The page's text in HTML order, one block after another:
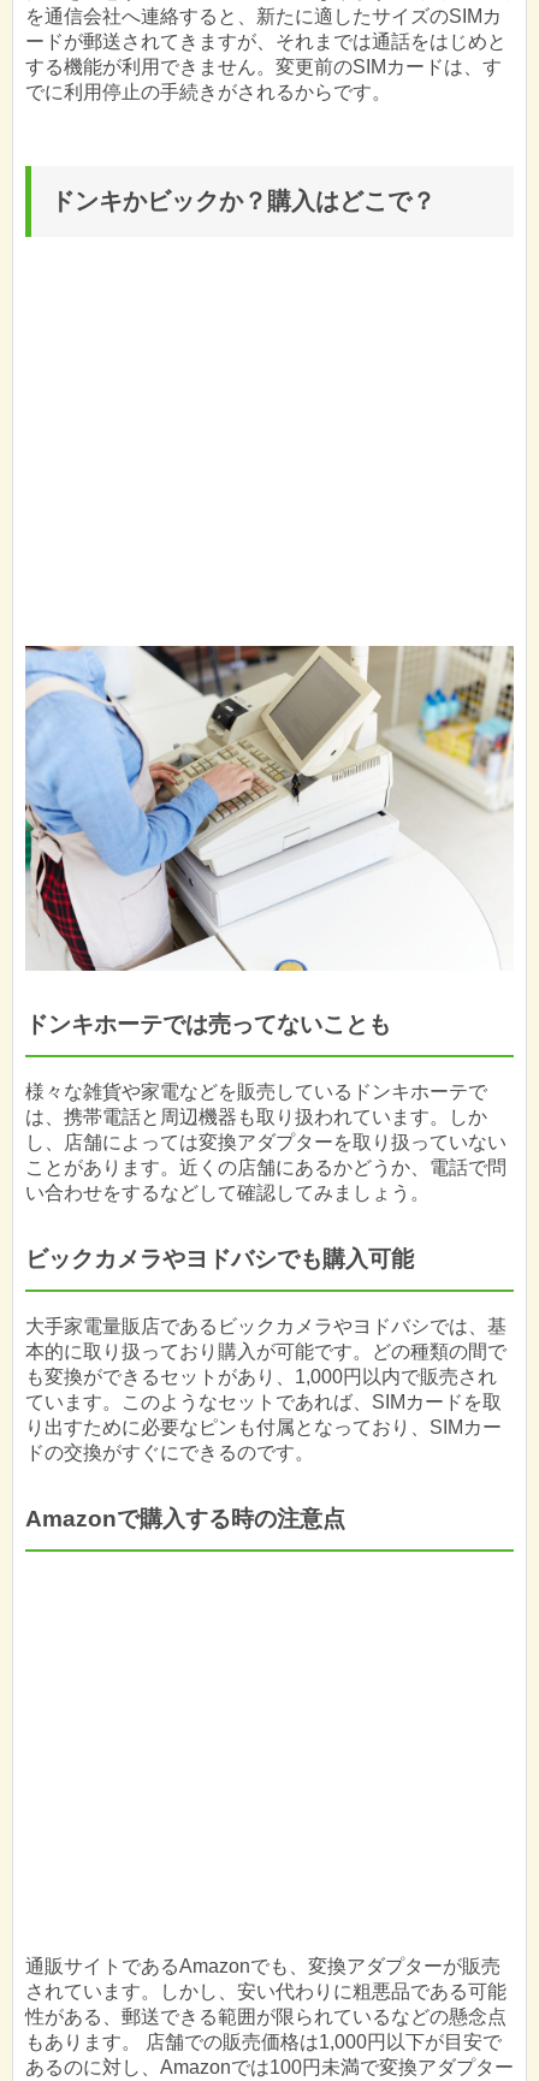
を通信会社へ連絡すると、新たに適したサイズのSIMカ
ードが郵送されてきますが、それまでは通話をはじめと
する機能が利用できません。変更前のSIMカードは、す
でに利用停止の手続きがされるからです。
ドンキかビックか？購入はどこで？
ドンキホーテでは売ってないことも
様々な雑貨や家電などを販売しているドンキホーテで
は、携帯電話と周辺機器も取り扱われています。しか
し、店舗によっては変換アダプターを取り扱っていない
ことがあります。近くの店舗にあるかどうか、電話で問
い合わせをするなどして確認してみましょう。
ビックカメラやヨドバシでも購入可能
大手家電量販店であるビックカメラやヨドバシでは、基
本的に取り扱っており購入が可能です。どの種類の間で
も変換ができるセットがあり、1,000円以内で販売され
ています。このようなセットであれば、SIMカードを取
り出すために必要なピンも付属となっており、SIMカー
ドの交換がすぐにできるのです。
Amazonで購入する時の注意点
通販サイトであるAmazonでも、変換アダプターが販売
されています。しかし、安い代わりに粗悪品である可能
性がある、郵送できる範囲が限られているなどの懸念点
もあります。 店舗での販売価格は1,000円以下が目安で
あるのに対し、Amazonでは100円未満で変換アダプター